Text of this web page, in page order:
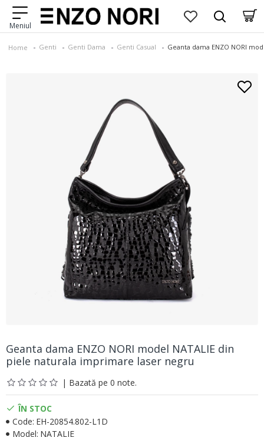
Home Genti Genti Dama Genti Casual Geantа damа ENZO NORI
Geantа damа ENZO NORI model NATALIE din
piele naturalа imprimare laser negru
| Bazată pe 0 note.
ÎN STOC
Code: EH-20854.802-L1D
Model: NATALIE